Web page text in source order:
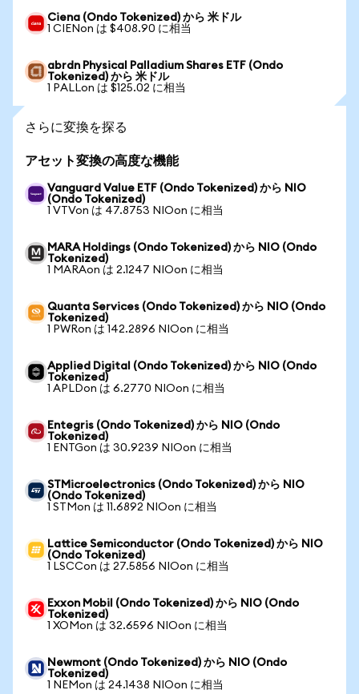
Ciena (Ondo Tokenized) から 米ドル
1 CIENon は $408.90 に相当
abrdn Physical Palladium Shares ETF (Ondo
Tokenized) から 米ドル
1 PALLon は $125.02 に相当
さらに変換を探る
アセット変換の高度な機能
Vanguard Value ETF (Ondo Tokenized) から NIO
(Ondo Tokenized)
1 VTVon は 47.8753 NIOon に相当
MARA Holdings (Ondo Tokenized) から NIO (Ondo
Tokenized)
1 MARAon は 2.1247 NIOon に相当
Quanta Services (Ondo Tokenized) から NIO (Ondo
Tokenized)
1 PWRon は 142.2896 NIOon に相当
Applied Digital (Ondo Tokenized) から NIO (Ondo
Tokenized)
1 APLDon は 6.2770 NIOon に相当
Entegris (Ondo Tokenized) から NIO (Ondo
Tokenized)
1 ENTGon は 30.9239 NIOon に相当
STMicroelectronics (Ondo Tokenized) から NIO
(Ondo Tokenized)
1 STMon は 11.6892 NIOon に相当
Lattice Semiconductor (Ondo Tokenized) から NIO
(Ondo Tokenized)
1 LSCCon は 27.5856 NIOon に相当
Exxon Mobil (Ondo Tokenized) から NIO (Ondo
Tokenized)
1 XOMon は 32.6596 NIOon に相当
Newmont (Ondo Tokenized) から NIO (Ondo
Tokenized)
1 NEMon は 24.1438 NIOon に相当